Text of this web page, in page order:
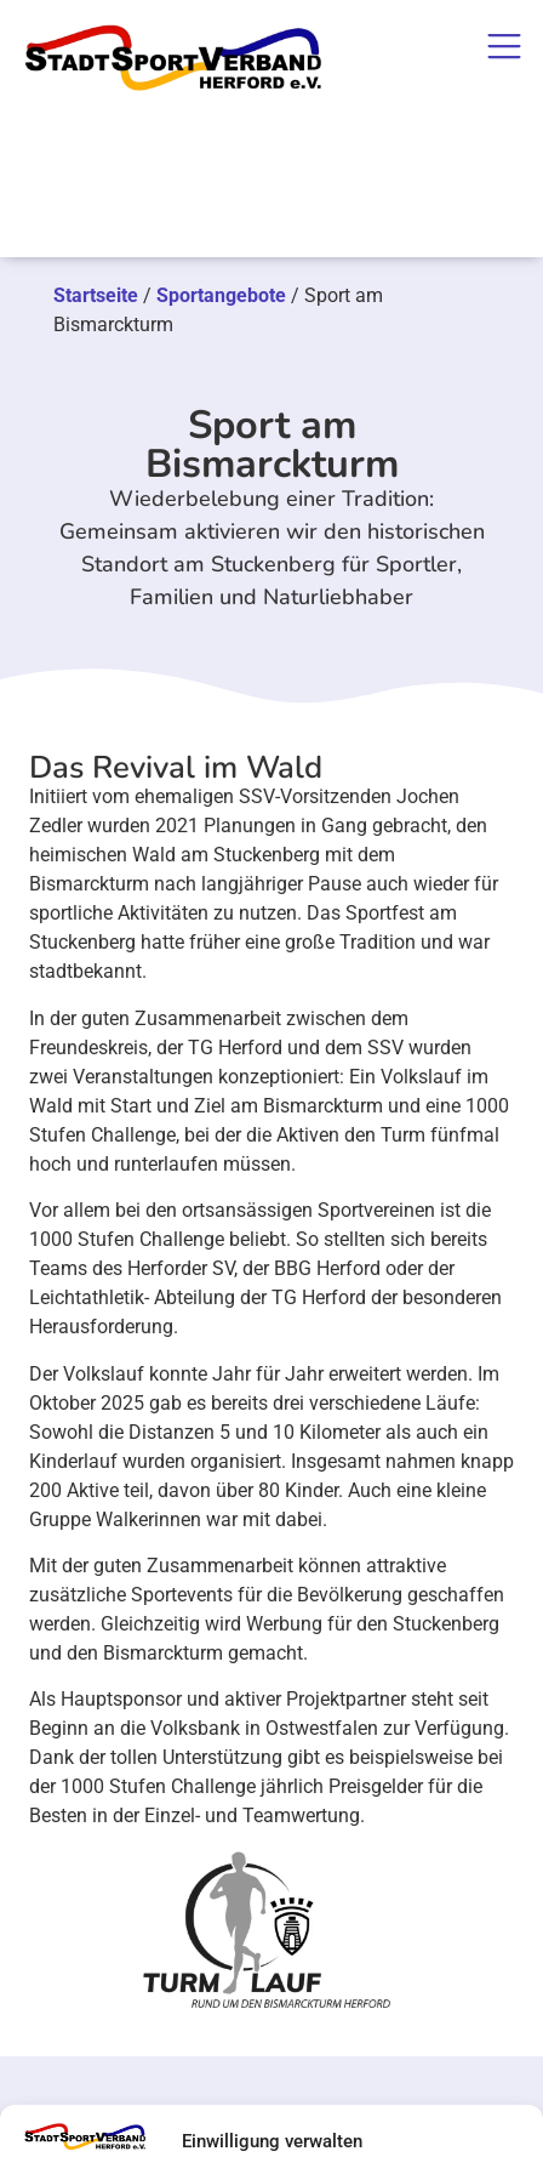
Einwilligung verwalten
Startseite / Sportangebote / Sport am
Bismarckturm
Sport am
Bismarckturm
Wiederbelebung einer Tradition:
Gemeinsam aktivieren wir den historischen
Standort am Stuckenberg für Sportler,
Familien und Naturliebhaber
Das Revival im Wald
Initiiert vom ehemaligen SSV-Vorsitzenden Jochen
Zedler wurden 2021 Planungen in Gang gebracht, den
heimischen Wald am Stuckenberg mit dem
Bismarckturm nach langjähriger Pause auch wieder für
sportliche Aktivitäten zu nutzen. Das Sportfest am
Stuckenberg hatte früher eine große Tradition und war
stadtbekannt.
In der guten Zusammenarbeit zwischen dem
Freundeskreis, der TG Herford und dem SSV wurden
zwei Veranstaltungen konzeptioniert: Ein Volkslauf im
Wald mit Start und Ziel am Bismarckturm und eine 1000
Stufen Challenge, bei der die Aktiven den Turm fünfmal
hoch und runterlaufen müssen.
Vor allem bei den ortsansässigen Sportvereinen ist die
1000 Stufen Challenge beliebt. So stellten sich bereits
Teams des Herforder SV, der BBG Herford oder der
Leichtathletik- Abteilung der TG Herford der besonderen
Herausforderung.
Der Volkslauf konnte Jahr für Jahr erweitert werden. Im
Oktober 2025 gab es bereits drei verschiedene Läufe:
Sowohl die Distanzen 5 und 10 Kilometer als auch ein
Kinderlauf wurden organisiert. Insgesamt nahmen knapp
200 Aktive teil, davon über 80 Kinder. Auch eine kleine
Gruppe Walkerinnen war mit dabei.
Mit der guten Zusammenarbeit können attraktive
zusätzliche Sportevents für die Bevölkerung geschaffen
werden. Gleichzeitig wird Werbung für den Stuckenberg
und den Bismarckturm gemacht.
Als Hauptsponsor und aktiver Projektpartner steht seit
Beginn an die Volksbank in Ostwestfalen zur Verfügung.
Dank der tollen Unterstützung gibt es beispielsweise bei
der 1000 Stufen Challenge jährlich Preisgelder für die
Besten in der Einzel- und Teamwertung.